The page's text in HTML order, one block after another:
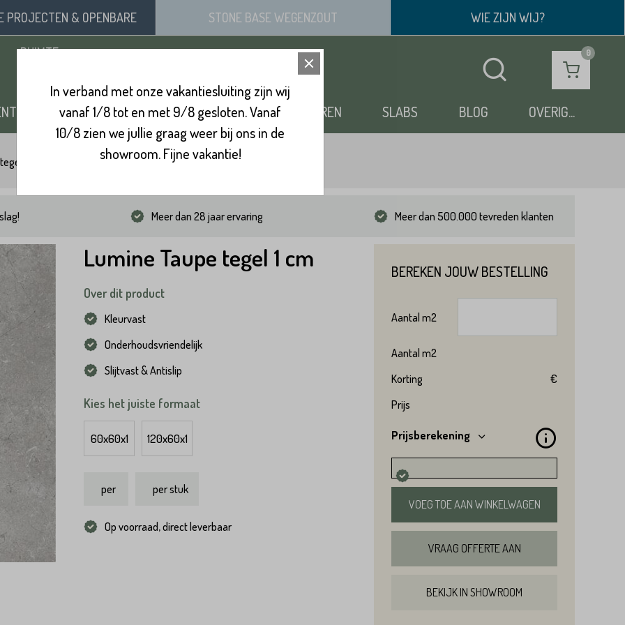
PROJECTEN & OPENBARE
RUIMTE
STONE BASE WEGENZOUT WIE ZIJN WIJ?
ZAND, SIERGRIND & SPLIT BINNENVLOEREN SLABS BLOG OVERIG...
Lumine Taupe tegel 1 cm
Meer dan 28 jaar ervaring Meer dan 500.000 tevreden klanten
Lumine Taupe tegel 1 cm
Over dit product
Kleurvast
Onderhoudsvriendelijk
Slijtvast & Antislip
Kies het juiste formaat
60x60x1 120x60x1
per per stuk
Op voorraad, direct leverbaar
BEREKEN JOUW BESTELLING
Aantal m2
Aantal m2
Korting
€
Prijs
Prijsberekening
VOEG TOE AAN WINKELWAGEN
VRAAG OFFERTE AAN
BEKIJK IN SHOWROOM
In verband met onze vakantiesluiting zijn wij
vanaf 1/8 tot en met 9/8 gesloten. Vanaf
10/8 zien we jullie graag weer bij ons in de
showroom. Fijne vakantie!